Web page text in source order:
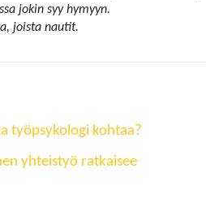
jokin syy hymyyn.
joista nautit.
työpsykologi kohtaa?
yhteistyö ratkaisee